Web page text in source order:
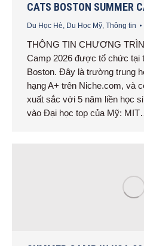
CATS BOSTON SUMMER
Du Học Hè, Du Học Mỹ, Thông tin
THÔNG TIN CHƯƠNG
Camp 2026 được tổ chức tại
Boston. Đây là trường trung
hạng A+ trên Niche.com, và
xuất sắc với 5 năm liền học
vào Đại học top của Mỹ: